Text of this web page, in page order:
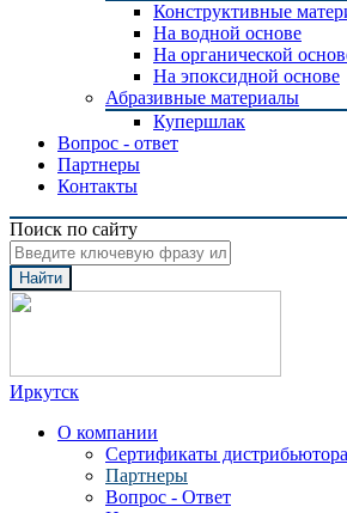
Конструктивные
На водной основе
На органической
На эпоксидной основе
Абразивные материалы
Купершлак
Вопрос - ответ
Партнеры
Контакты
Поиск по сайту
Найти
Иркутск
О компании
Сертификаты дистрибьютора
Партнеры
Вопрос - Ответ